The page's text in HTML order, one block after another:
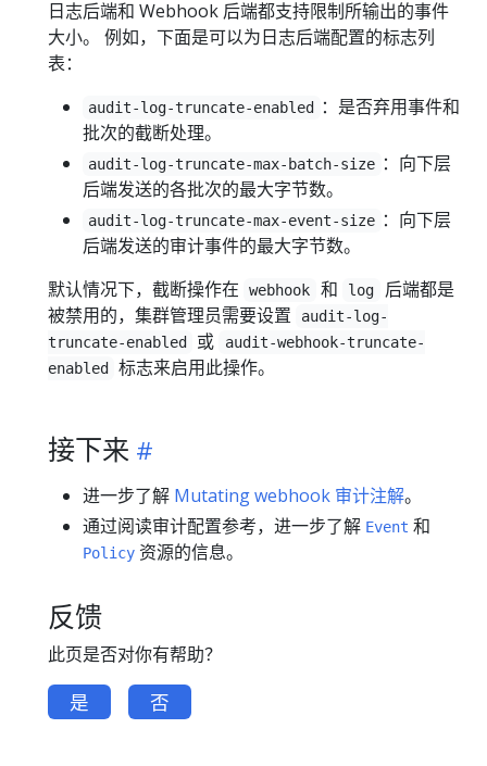
日志后端和 Webhook 后端都支持限制所输出的事件
大小。 例如，下面是可以为日志后端配置的标志列
表：
audit-log-truncate-enabled
：是否弃用事件和
批次的截断处理。
audit-log-truncate-max-batch-size ：向下层
后端发送的各批次的最大字节数。
audit-log-truncate-max-event-size ：向下层
后端发送的审计事件的最大字节数。
默认情况下，截断操作在
webhook 和 log
后端都是
被禁用的，集群管理员需要设置
audit-log-
truncate-enabled
或
audit-webhook-truncate-
enabled
标志来启用此操作。
接下来
进一步了解 Mutating webhook 审计注解。
通过阅读审计配置参考，进一步了解 Event 和
Policy 资源的信息。
反馈
此页是否对你有帮助？
是 否